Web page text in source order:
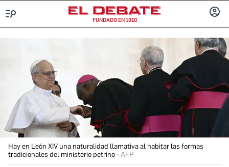
FUNDADO EN 1910
Hay en León XIV una naturalidad llamativa al habitar las formas
tradicionales del ministerio petrino
AFP